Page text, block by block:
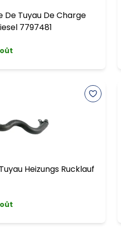
De Tuyau De Charge
7797481
Heizungs Rucklauf